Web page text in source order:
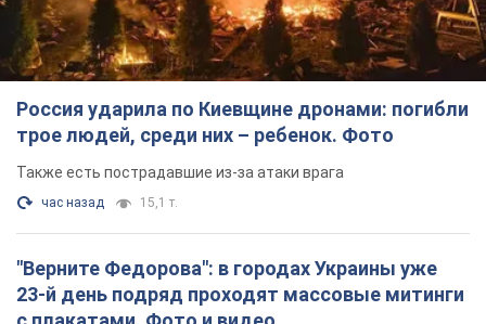
Россия ударила по Киевщине дронами: погибли
трое людей, среди них – ребенок. Фото
Также есть пострадавшие из-за атаки врага
час назад 15,1 т.
"Верните Федорова": в городах Украины уже
23-й день подряд проходят массовые митинги